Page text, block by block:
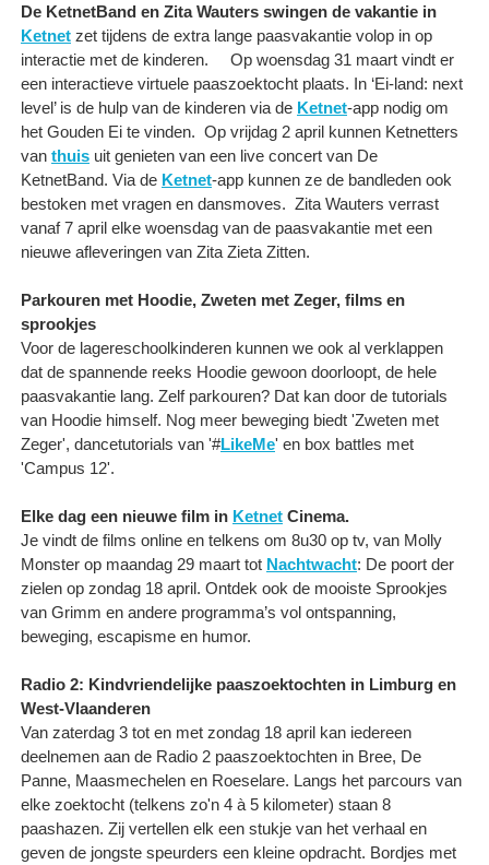
De KetnetBand en Zita Wauters swingen de vakantie in
Ketnet zet tijdens de extra lange paasvakantie volop in op
interactie met de kinderen. Op woensdag 31 maart vindt er
een interactieve virtuele paaszoektocht plaats. In ‘Ei-land: next
level’ is de hulp van de kinderen via de Ketnet-app nodig om
het Gouden Ei te vinden. Op vrijdag 2 april kunnen Ketnetters
van thuis uit genieten van een live concert van De
KetnetBand. Via de Ketnet-app kunnen ze de bandleden ook
bestoken met vragen en dansmoves. Zita Wauters verrast
vanaf 7 april elke woensdag van de paasvakantie met een
nieuwe afleveringen van Zita Zieta Zitten.
Parkouren met Hoodie, Zweten met Zeger, films en
sprookjes
Voor de lagereschoolkinderen kunnen we ook al verklappen
dat de spannende reeks Hoodie gewoon doorloopt, de hele
paasvakantie lang. Zelf parkouren? Dat kan door de tutorials
van Hoodie himself. Nog meer beweging biedt 'Zweten met
Zeger', dancetutorials van '#LikeMe' en box battles met
'Campus 12'.
Elke dag een nieuwe film in Ketnet Cinema.
Je vindt de films online en telkens om 8u30 op tv, van Molly
Monster op maandag 29 maart tot Nachtwacht: De poort der
zielen op zondag 18 april. Ontdek ook de mooiste Sprookjes
van Grimm en andere programma’s vol ontspanning,
beweging, escapisme en humor.
Radio 2: Kindvriendelijke paaszoektochten in Limburg en
West-Vlaanderen
Van zaterdag 3 tot en met zondag 18 april kan iedereen
deelnemen aan de Radio 2 paaszoektochten in Bree, De
Panne, Maasmechelen en Roeselare. Langs het parcours van
elke zoektocht (telkens zo'n 4 à 5 kilometer) staan 8
paashazen. Zij vertellen elk een stukje van het verhaal en
geven de jongste speurders een kleine opdracht. Bordjes met